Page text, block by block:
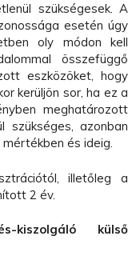
szükségesek. A
esetén úgy
oly módon kell
összefüggő
eszközöket, hogy
kerüljön sor, ha ez a
meghatározott
szükséges, azonban
és ideig.
illetőleg a
2 év.
kiszolgáló külső